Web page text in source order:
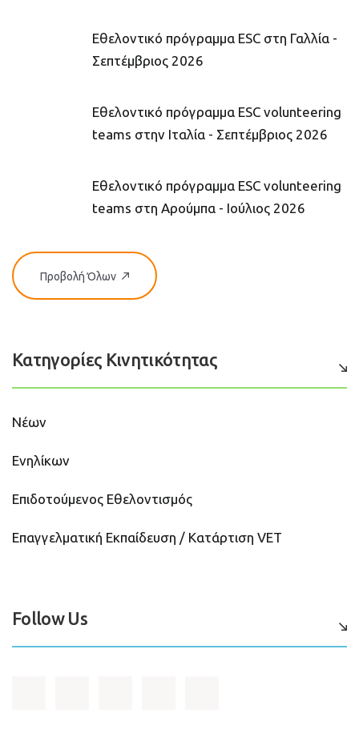
Εθελοντικό πρόγραμμα ESC στη Γαλλία -
Σεπτέμβριος 2026
Εθελοντικό πρόγραμμα ESC volunteering
teams στην Ιταλία - Σεπτέμβριος 2026
Εθελοντικό πρόγραμμα ESC volunteering
teams στη Αρούμπα - Ιούλιος 2026
Προβολή Όλων
Κατηγορίες Κινητικότητας
Νέων
Ενηλίκων
Επιδοτούμενος Εθελοντισμός
Επαγγελματική Εκπαίδευση / Κατάρτιση VET
Follow Us